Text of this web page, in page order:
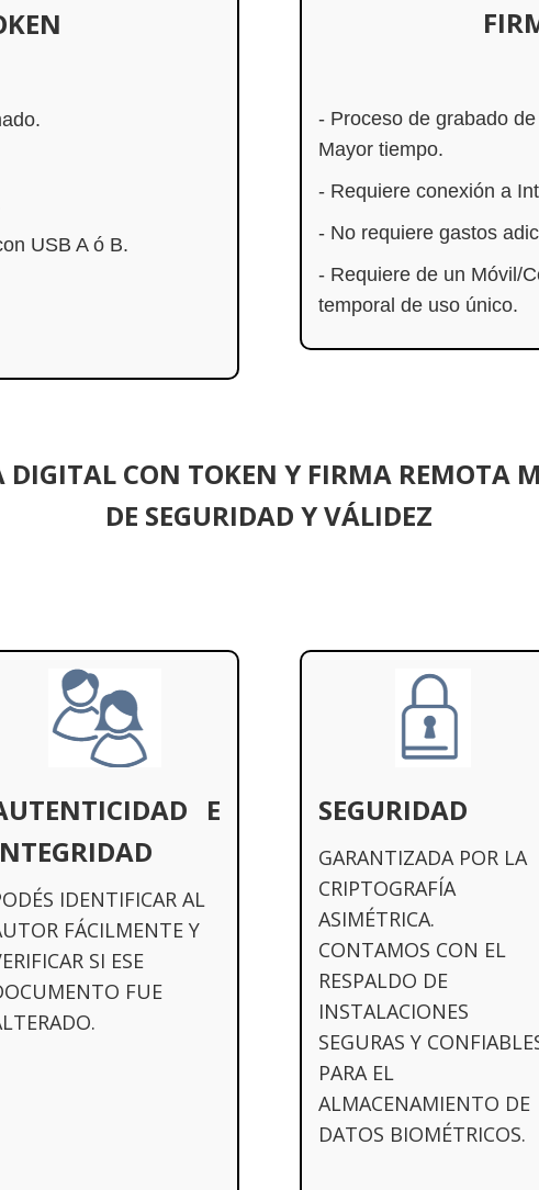
USB A ó B.
- Proceso de grabado
Mayor tiempo.
- Requiere conexión a
- No requiere gastos
- Requiere de un Móvil/
temporal de uso único.
DIGITAL CON TOKEN Y FIRMA REMOTA
DE SEGURIDAD Y VÁLIDEZ
E
IDENTIFICAR AL
FÁCILMENTE Y
SI ESE
FUE
SEGURIDAD
GARANTIZADA POR LA
CRIPTOGRAFÍA
ASIMÉTRICA.
CONTAMOS CON EL
RESPALDO DE
INSTALACIONES
SEGURAS Y
PARA EL
ALMACENAMIENTO DE
DATOS BIOMÉTRICOS.